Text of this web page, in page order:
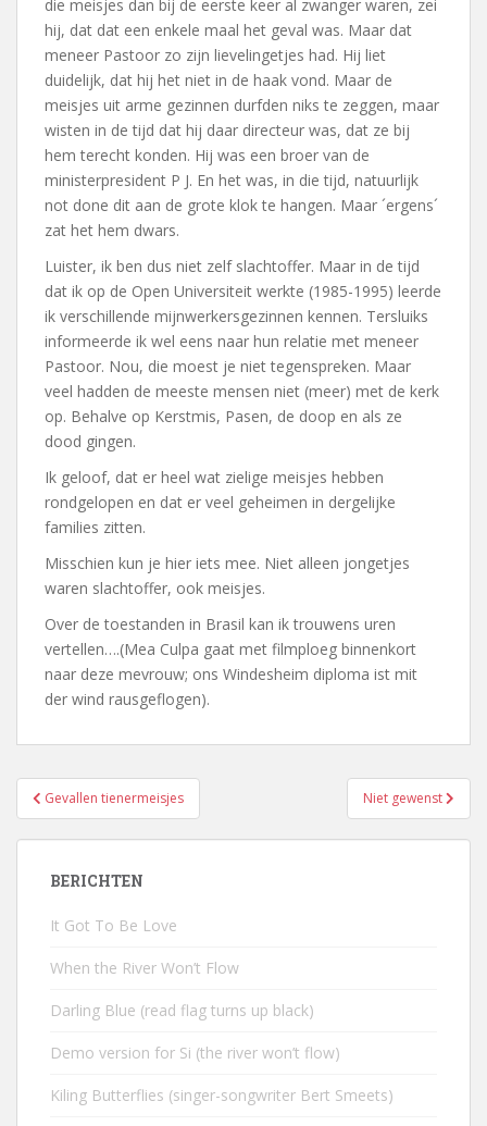
die meisjes dan bij de eerste keer al zwanger waren, zei
hij, dat dat een enkele maal het geval was. Maar dat
meneer Pastoor zo zijn lievelingetjes had. Hij liet
duidelijk, dat hij het niet in de haak vond. Maar de
meisjes uit arme gezinnen durfden niks te zeggen, maar
wisten in de tijd dat hij daar directeur was, dat ze bij
hem terecht konden. Hij was een broer van de
ministerpresident P J. En het was, in die tijd, natuurlijk
not done dit aan de grote klok te hangen. Maar ´ergens´
zat het hem dwars.
Luister, ik ben dus niet zelf slachtoffer. Maar in de tijd
dat ik op de Open Universiteit werkte (1985-1995) leerde
ik verschillende mijnwerkersgezinnen kennen. Tersluiks
informeerde ik wel eens naar hun relatie met meneer
Pastoor. Nou, die moest je niet tegenspreken. Maar
veel hadden de meeste mensen niet (meer) met de kerk
op. Behalve op Kerstmis, Pasen, de doop en als ze
dood gingen.
Ik geloof, dat er heel wat zielige meisjes hebben
rondgelopen en dat er veel geheimen in dergelijke
families zitten.
Misschien kun je hier iets mee. Niet alleen jongetjes
waren slachtoffer, ook meisjes.
Over de toestanden in Brasil kan ik trouwens uren
vertellen….(Mea Culpa gaat met filmploeg binnenkort
naar deze mevrouw; ons Windesheim diploma ist mit
der wind rausgeflogen).
Bericht
navigatie
Gevallen tienermeisjes Niet gewenst
BERICHTEN
It Got To Be Love
When the River Won’t Flow
Darling Blue (read flag turns up black)
Demo version for Si (the river won’t flow)
Kiling Butterflies (singer-songwriter Bert Smeets)